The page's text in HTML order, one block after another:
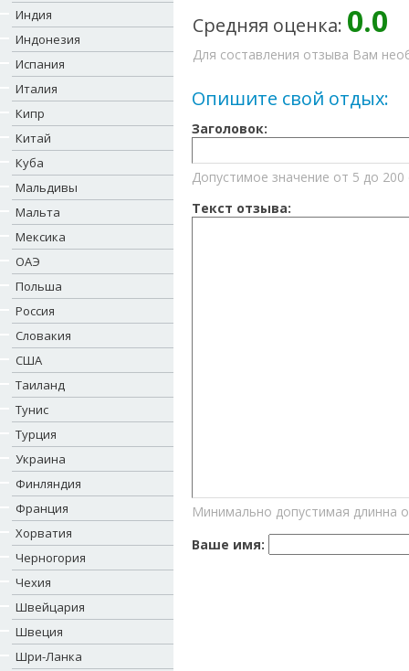
Индия
Индонезия
Испания
Италия
Кипр
Китай
Куба
Мальдивы
Мальта
Мексика
ОАЭ
Польша
Россия
Словакия
США
Таиланд
Тунис
Турция
Украина
Финляндия
Франция
Хорватия
Черногория
Чехия
Швейцария
Швеция
Шри-Ланка
Средняя оценка: 0.0
Для составления отзыва Вам
Опишите свой отдых:
Заголовок:
Допустимое значение от 5 до
Текст отзыва:
Минимально допустимая длинна
Ваше имя: